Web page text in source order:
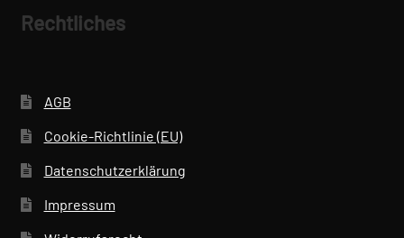
Rechtliches
AGB
Cookie-Richtlinie (EU)
Datenschutzerklärung
Impressum